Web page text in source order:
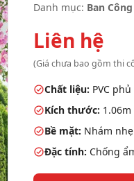
Danh mục: Ban Công
Liên hệ
(Giá chưa bao gồm thi
Chất liệu: PVC
Kích thước:
Bề mặt: Nhám
Đặc tính: Chống